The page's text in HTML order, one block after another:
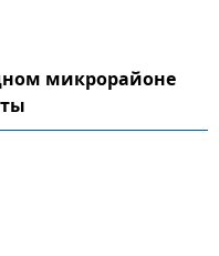
микрорайоне